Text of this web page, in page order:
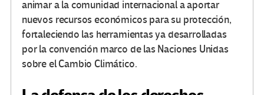
animar a la comunidad internacional a aportar
nuevos recursos económicos para su protección,
fortaleciendo las herramientas ya desarrolladas
por la convención marco de las Naciones Unidas
sobre el Cambio Climático.